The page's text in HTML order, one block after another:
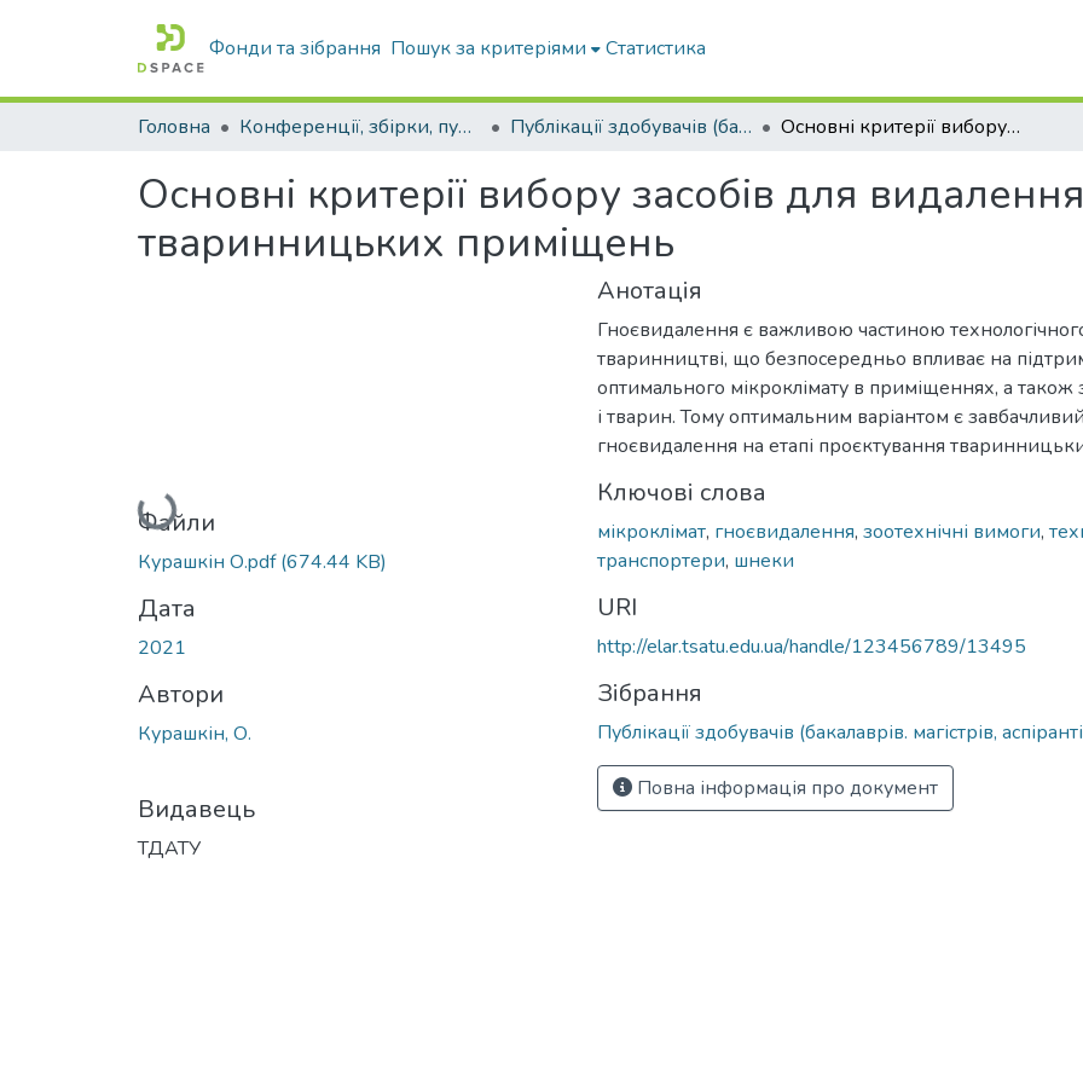
Фонди та зібрання Пошук за критеріями Статистика
Головна Конференції, збірки, публікації молодих вчених і здобувачів : магістрів, бакалаврів, аспірантів. Публікації здобувачів (бакалаврів. магістрів, аспірантів) Основні критерії вибору засобів для видалення гною з тваринницьких приміщень
Основні критерії вибору засобів для
тваринницьких приміщень
Вантажиться...
Файли
Курашкін О.pdf(674.44 KB)
Дата
2021
Автори
Курашкін, О.
Видавець
ТДАТУ
Анотація
Гноєвидалення є важливою частиною
тваринництві, що безпосередньо впливає на
оптимального мікроклімату в приміщеннях, а також
і тварин. Тому оптимальним варіантом є
гноєвидалення на етапі проєктування
Ключові слова
мікроклімат, гноєвидалення, зоотехнічні вимоги,
транспортери, шнеки
URI
http://elar.tsatu.edu.ua/handle/123456789/13495
Зібрання
Публікації здобувачів (бакалаврів. магістрів,
Повна інформація про документ